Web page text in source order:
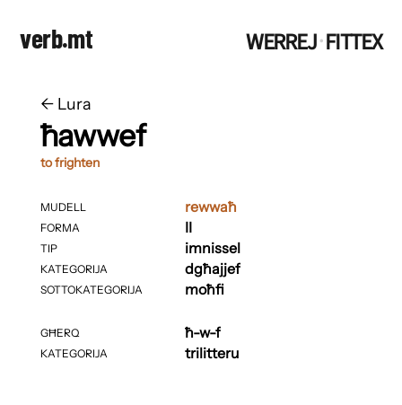
verb.mt WERREJ·FITTEX
← ​​Lura
ħawwef
to frighten
MUDELL
FORMA
TIP
KATEGORIJA
SOTTOKATEGORIJA
GĦERQ
KATEGORIJA
rewwaħ
II
imnissel
dgħajjef
moħfi
ħ-w-f
trilitteru